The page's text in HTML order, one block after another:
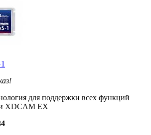
для поддержки всех функций
XDCAM EX